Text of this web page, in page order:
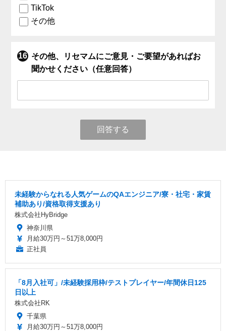
TikTok
その他
その他、リセマムにご意見・ご要望があればお
聞かせください（任意回答）
回答する
未経験からなれる人気ゲームのQAエンジニア/寮・社宅・家賃
補助あり/資格取得支援あり
株式会社HyBridge
神奈川県
月給30万円～51万8,000円
正社員
「8月入社可」/未経験採用枠/テストプレイヤー/年間休日125
日以上
株式会社RK
千葉県
月給30万円～51万8,000円